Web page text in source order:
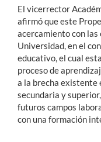
El vicerrector
afirmó que este
acercamiento con
Universidad, en el
educativo, el cual
proceso de
a la brecha existente
secundaria y
futuros campos
con una formación